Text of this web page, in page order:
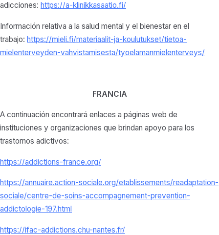
adicciones: https://a-klinikkasaatio.fi/
Información relativa a la salud mental y el bienestar en el
trabajo: https://mieli.fi/materiaalit-ja-koulutukset/tietoa-
mielenterveyden-vahvistamisesta/tyoelamanmielenterveys/
FRANCIA
A continuación encontrará enlaces a páginas web de
instituciones y organizaciones que brindan apoyo para los
trastornos adictivos:
https://addictions-france.org/
https://annuaire.action-sociale.org/etablissements/readaptation-
sociale/centre-de-soins-accompagnement-prevention-
addictologie-197.html
https://ifac-addictions.chu-nantes.fr/